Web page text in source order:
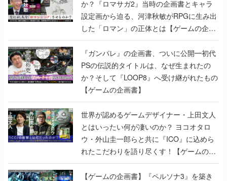
か？『ロマサガ2』当時の企画書とキャラ
設定画から迫る、河津秋敏がRPGに生み出
した「ロマン」の正体とは【ゲームの企画
書】
『ガンパレ』の企画書、ついに公開━初代
PSの伝説的タイトルは、なぜ生まれたの
か？そして『LOOP8』へ受け継がれたもの
【ゲームの企画書】
世界が認めるゲームデザイナー・上田文人
とはいったい何が凄いのか？ ヨコオタロ
ウ・外山圭一郎らと共に『ICO』に込めら
れたこだわりを語り尽くす！【ゲームの企
画書】
【ゲームの企画書】『ペルソナ3』を築き